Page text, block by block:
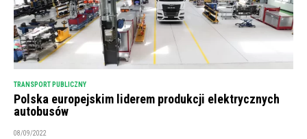
TRANSPORT PUBLICZNY
Polska europejskim liderem produkcji elektrycznych
autobusów
08/09/2022